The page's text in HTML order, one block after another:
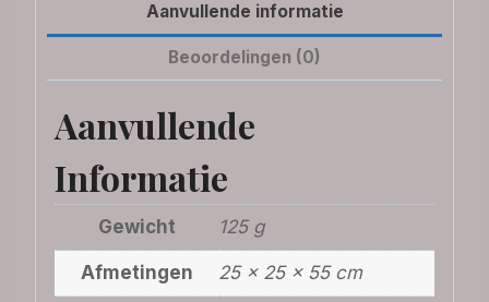
Aanvullende informatie
Beoordelingen (0)
Aanvullende
Informatie
Gewicht 125 g
Afmetingen 25 × 25 × 55 cm